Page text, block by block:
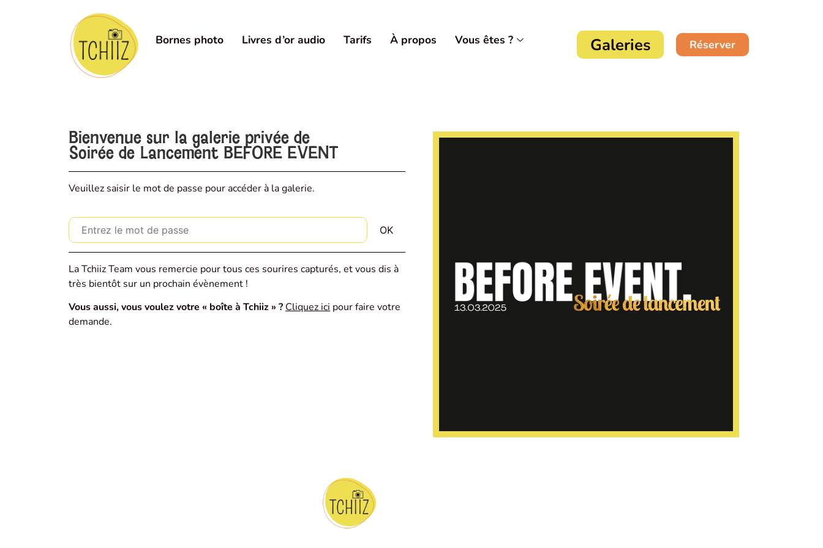
Bornes photo Livres d’or audio Tarifs À propos Vous êtes ? Galeries Réserver
Bienvenue sur la galerie privée de
Soirée de Lancement BEFORE EVENT
Veuillez saisir le mot de passe pour accéder à la galerie.
La Tchiiz Team vous remercie pour tous ces sourires capturés, et vous dis à
très bientôt sur un prochain évènement !
Vous aussi, vous voulez votre « boîte à Tchiiz » ? Cliquez ici pour faire votre
demande.